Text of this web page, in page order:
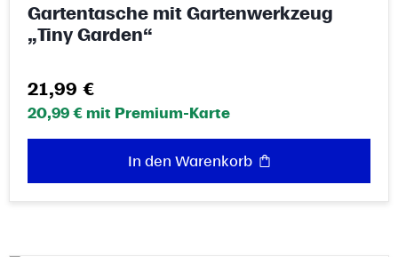
Gartentasche mit Gartenwerkzeug
„Tiny Garden“
Regulärer Preis:
21,99 €
20,99 € mit Premium-Karte
In den Warenkorb